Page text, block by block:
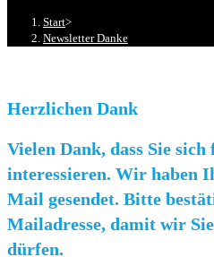
Start>
Newsletter Danke
Herzlichen Dank
Vielen Dank, dass Sie
interessieren. Wir haben
Mail gesendet. Bitte
Mailadresse, damit wir
dürfen.